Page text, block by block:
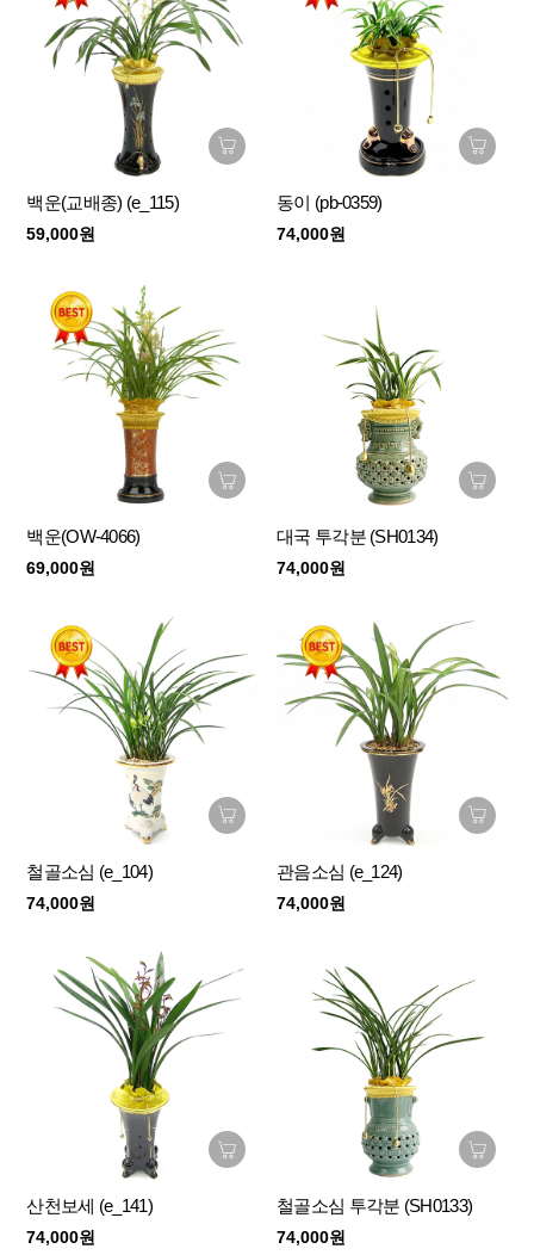
백운(교배종) (e_115)
59,000원
동이 (pb-0359)
74,000원
백운(OW-4066)
69,000원
대국 투각분 (SH0134)
74,000원
철골소심 (e_104)
74,000원
관음소심 (e_124)
74,000원
산천보세 (e_141)
74,000원
철골소심 투각분 (SH0133)
74,000원